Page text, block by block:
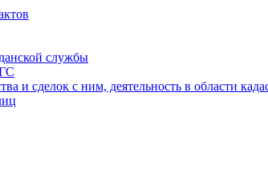
службы
и сделок с ним, деятельность в области